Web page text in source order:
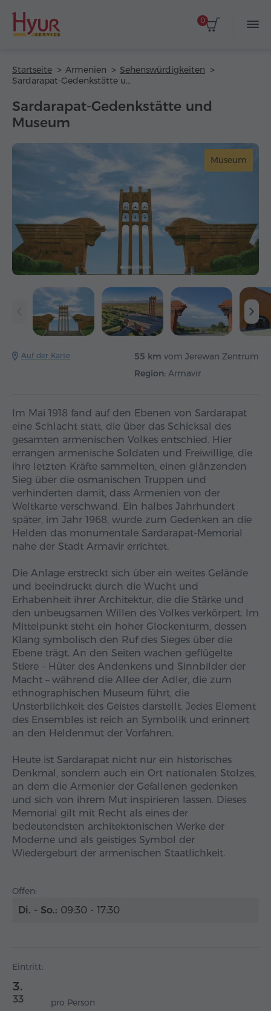
0
Startseite Armenien
Sehenswürdigkeiten
Sardarapat-Gedenkstätte und Museum
Sardarapat-Gedenkstätte und
Museum
Museum
Auf der Karte 55 km vom Jerewan Zentrum
Region: Armavir
Im Mai 1918 fand auf den Ebenen von Sardarapat
eine Schlacht statt, die über das Schicksal des
gesamten armenischen Volkes entschied. Hier
errangen armenische Soldaten und Freiwillige, die
ihre letzten Kräfte sammelten, einen glänzenden
Sieg über die osmanischen Truppen und
verhinderten damit, dass Armenien von der
Weltkarte verschwand. Ein halbes Jahrhundert
später, im Jahr 1968, wurde zum Gedenken an die
Helden das monumentale Sardarapat-Memorial
nahe der Stadt Armavir errichtet.
Die Anlage erstreckt sich über ein weites Gelände
und beeindruckt durch die Wucht und
Erhabenheit ihrer Architektur, die die Stärke und
den unbeugsamen Willen des Volkes verkörpert. Im
Mittelpunkt steht ein hoher Glockenturm, dessen
Klang symbolisch den Ruf des Sieges über die
Ebene trägt. An den Seiten wachen geflügelte
Stiere – Hüter des Andenkens und Sinnbilder der
Macht – während die Allee der Adler, die zum
ethnographischen Museum führt, die
Unsterblichkeit des Geistes darstellt. Jedes Element
des Ensembles ist reich an Symbolik und erinnert
an den Heldenmut der Vorfahren.
Heute ist Sardarapat nicht nur ein historisches
Denkmal, sondern auch ein Ort nationalen Stolzes,
an dem die Armenier der Gefallenen gedenken
und sich von ihrem Mut inspirieren lassen. Dieses
Memorial gilt mit Recht als eines der
bedeutendsten architektonischen Werke der
Moderne und als geistiges Symbol der
Wiedergeburt der armenischen Staatlichkeit.
Offen:
Di. - So.: 09:30 - 17:30
Eintritt:
3.
33 pro Person